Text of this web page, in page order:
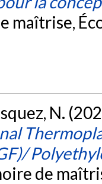
maîtrise,
N.
de